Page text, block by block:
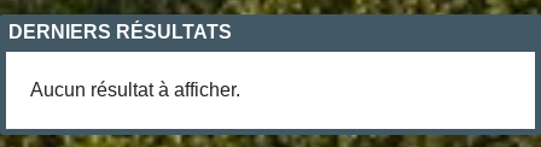
DERNIERS RÉSULTATS
Aucun résultat à afficher.